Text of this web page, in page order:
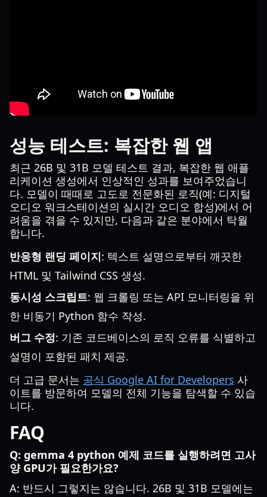
성능 테스트: 복잡한 웹 앱
최근 26B 및 31B 모델 테스트 결과, 복잡한 웹 애플
리케이션 생성에서 인상적인 성과를 보여주었습니
다. 모델이 때때로 고도로 전문화된 로직(예: 디지털
오디오 워크스테이션의 실시간 오디오 합성)에서 어
려움을 겪을 수 있지만, 다음과 같은 분야에서 탁월
합니다.
반응형 랜딩 페이지: 텍스트 설명으로부터 깨끗한
HTML 및 Tailwind CSS 생성.
동시성 스크립트: 웹 크롤링 또는 API 모니터링을 위
한 비동기 Python 함수 작성.
버그 수정: 기존 코드베이스의 로직 오류를 식별하고
설명이 포함된 패치 제공.
더 고급 문서는 공식 Google AI for Developers 사
이트를 방문하여 모델의 전체 기능을 탐색할 수 있습
니다.
FAQ
Q: gemma 4 python 예제 코드를 실행하려면 고사
양 GPU가 필요한가요?
A: 반드시 그렇지는 않습니다. 26B 및 31B 모델에는